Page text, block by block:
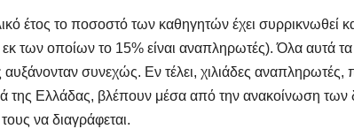
έτος το ποσοστό των καθηγητών έχει συρρικνωθεί
των οποίων το 15% είναι αναπληρωτές). Όλα αυτά
αυξάνονταν συνεχώς. Εν τέλει, χιλιάδες αναπληρωτές,
της Ελλάδας, βλέπουν μέσα από την ανακοίνωση των
να διαγράφεται.